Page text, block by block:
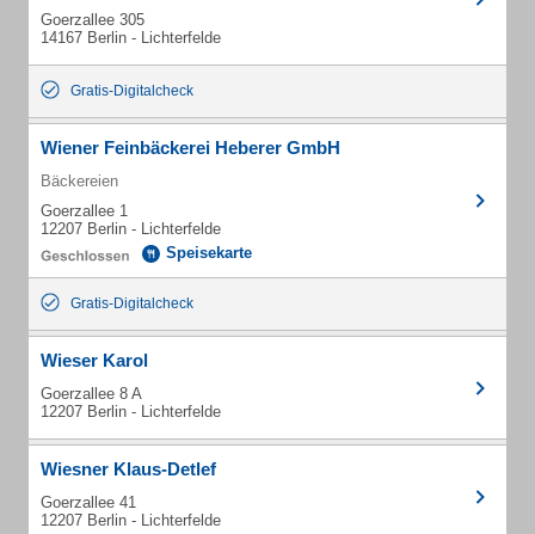
Goerzallee 305
14167 Berlin - Lichterfelde
Gratis-Digitalcheck
Wiener Feinbäckerei Heberer GmbH
Bäckereien
Goerzallee 1
12207 Berlin - Lichterfelde
Speisekarte
Gratis-Digitalcheck
Wieser Karol
Goerzallee 8 A
12207 Berlin - Lichterfelde
Wiesner Klaus-Detlef
Goerzallee 41
12207 Berlin - Lichterfelde